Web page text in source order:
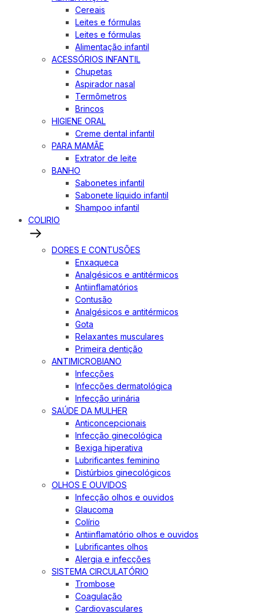
Cereais
Leites e fórmulas
Leites e fórmulas
Alimentação infantil
ACESSÓRIOS INFANTIL
Chupetas
Aspirador nasal
Termômetros
Brincos
HIGIENE ORAL
Creme dental infantil
PARA MAMÃE
Extrator de leite
BANHO
Sabonetes infantil
Sabonete líquido infantil
Shampoo infantil
COLIRIO
DORES E CONTUSÕES
Enxaqueca
Analgésicos e antitérmicos
Antiinflamatórios
Contusão
Analgésicos e antitérmicos
Gota
Relaxantes musculares
Primeira dentição
ANTIMICROBIANO
Infecções
Infecções dermatológica
Infecção urinária
SAÚDE DA MULHER
Anticoncepcionais
Infecção ginecológica
Bexiga hiperativa
Lubrificantes feminino
Distúrbios ginecológicos
OLHOS E OUVIDOS
Infecção olhos e ouvidos
Glaucoma
Colírio
Antiinflamatório olhos e ouvidos
Lubrificantes olhos
Alergia e infecções
SISTEMA CIRCULATÓRIO
Trombose
Coagulação
Cardiovasculares